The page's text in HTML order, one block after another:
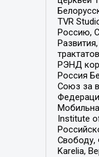
TVR
Россию,
РЭНД
Россия
Союз за
Institute
Свободу,
Karelia,